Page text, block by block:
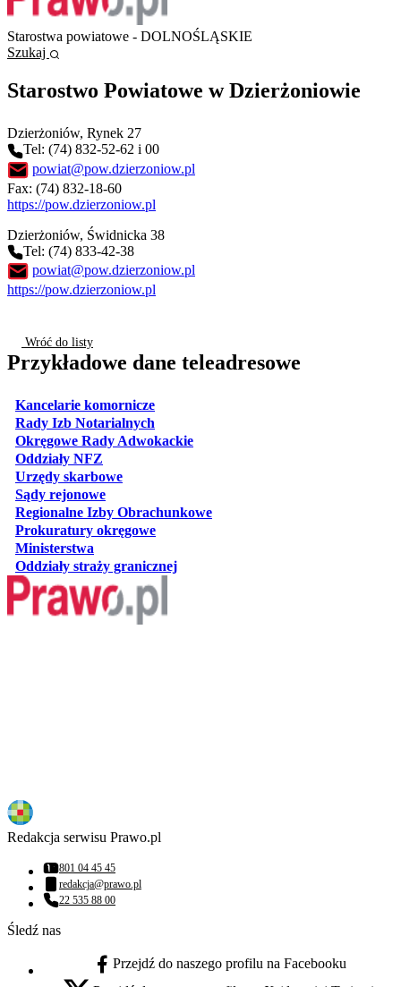
Starostwa powiatowe - DOLNOŚLĄSKIE
Szukaj
Starostwo Powiatowe w Dzierżoniowie
Dzierżoniów, Rynek 27
Tel: (74) 832-52-62 i 00
powiat@pow.dzierzoniow.pl
Fax: (74) 832-18-60
https://pow.dzierzoniow.pl
Dzierżoniów, Świdnicka 38
Tel: (74) 833-42-38
powiat@pow.dzierzoniow.pl
https://pow.dzierzoniow.pl
Wróć do listy
Przykładowe dane teleadresowe
Kancelarie komorniczeotwiera się w nowej karcie
Rady Izb Notarialnych
Okręgowe Rady Adwokackieotwiera się w nowej karcie
Oddziały NFZ
Urzędy skarboweotwiera się w nowej karcie
Sądy rejonoweotwiera się w nowej karcie
Regionalne Izby Obrachunkoweotwiera się w nowej karcie
Prokuratury okręgoweotwiera się w nowej karcie
Ministerstwa
Oddziały straży granicznejotwiera się w nowej karcie
Redakcja serwisu Prawo.pl
Numer telefonu:
801 04 45 45
Adres email:
redakcja@prawo.pl
Numer telefonu:
22 535 88 00
Śledź nas
facebook - otwiera się w nowej karcie
Przejdź do naszego profilu na Facebooku